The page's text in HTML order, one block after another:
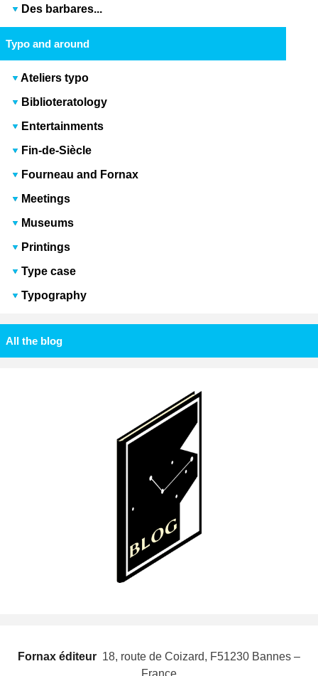
Des barbares...
Typo and around
Ateliers typo
Biblioteratology
Entertainments
Fin-de-Siècle
Fourneau and Fornax
Meetings
Museums
Printings
Type case
Typography
All the blog
Fornax éditeur  18, route de Coizard, F51230 Bannes –